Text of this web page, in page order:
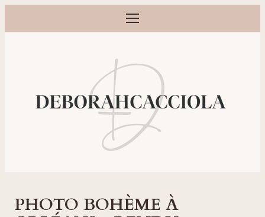
Ouvrir le menu
Photographe grossesse, naissance, bébé et famille à Orléans
PHOTO BOHÈME À